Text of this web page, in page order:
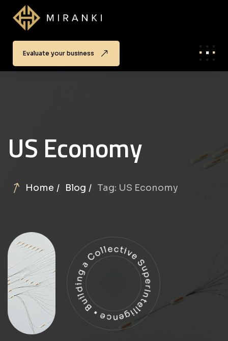
Evaluate your business
US Economy
Home Blog Tag: US Economy
Building a Collective SuperIntelligence •